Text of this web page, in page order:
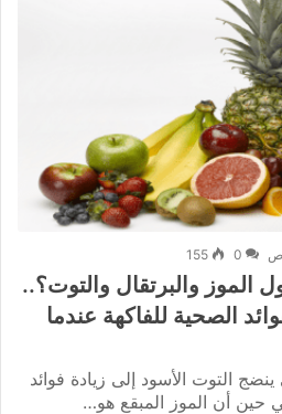
0
155
الموز والبرتقال والتوت؟..
الصحية للفاكهة عندما
التوت الأسود إلى زيادة فوائد
حين أن الموز المبقع هو…